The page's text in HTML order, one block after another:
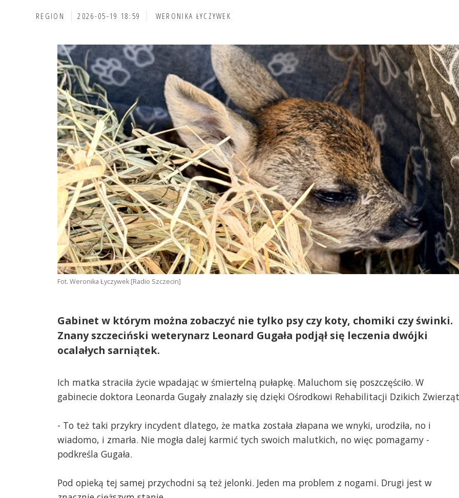
REGION 2026-05-19 18:59 WERONIKA ŁYCZYWEK
Fot. Weronika Łyczywek [Radio Szczecin]
Gabinet w którym można zobaczyć nie tylko psy czy koty, chomiki czy świnki.
Znany szczeciński weterynarz Leonard Gugała podjął się leczenia dwójki
ocalałych sarniątek.
Ich matka straciła życie wpadając w śmiertelną pułapkę. Maluchom się poszczęściło. W
gabinecie doktora Leonarda Gugały znalazły się dzięki Ośrodkowi Rehabilitacji Dzikich
- To też taki przykry incydent dlatego, że matka została złapana we wnyki, urodziła, no i
wiadomo, i zmarła. Nie mogła dalej karmić tych swoich malutkich, no więc pomagamy -
podkreśla Gugała.
Pod opieką tej samej przychodni są też jelonki. Jeden ma problem z nogami. Drugi jest w